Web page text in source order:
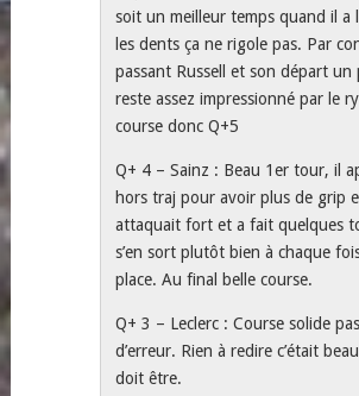
soit un meilleur temps quand il a
les dents ça ne rigole pas. Par
passant Russell et son départ un
reste assez impressionné par le
course donc Q+5
Q+ 4 – Sainz : Beau 1er tour, il
hors traj pour avoir plus de grip
attaquait fort et a fait quelques
s’en sort plutôt bien à chaque
place. Au final belle course.
Q+ 3 – Leclerc : Course solide
d’erreur. Rien à redire c’était
doit être.